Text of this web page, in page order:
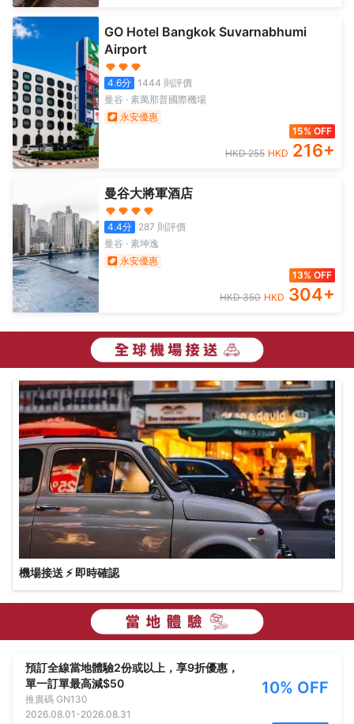
GO Hotel Bangkok Suvarnabhumi
Airport
4.6分 1444 則評價
曼谷 · 素萬那普國際機場
永安優惠
15% OFF
HKD255 HKD 216+
曼谷大將軍酒店
4.4分 287 則評價
曼谷 · 素坤逸
永安優惠
13% OFF
HKD350 HKD 304+
機場接送 ⚡ 即時確認
預訂全線當地體驗2份或以上，享9折優惠，
單一訂單最高減$50
推廣碼 GN130
2026.08.01 -2026.08.31
10% OFF